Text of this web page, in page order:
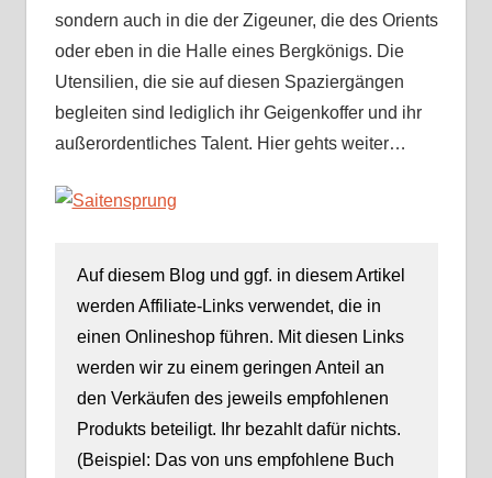
sondern auch in die der Zigeuner, die des Orients
oder eben in die Halle eines Bergkönigs. Die
Utensilien, die sie auf diesen Spaziergängen
begleiten sind lediglich ihr Geigenkoffer und ihr
außerordentliches Talent. Hier gehts weiter…
Auf diesem Blog und ggf. in diesem Artikel
werden Affiliate-Links verwendet, die in
einen Onlineshop führen. Mit diesen Links
werden wir zu einem geringen Anteil an
den Verkäufen des jeweils empfohlenen
Produkts beteiligt. Ihr bezahlt dafür nichts.
(Beispiel: Das von uns empfohlene Buch